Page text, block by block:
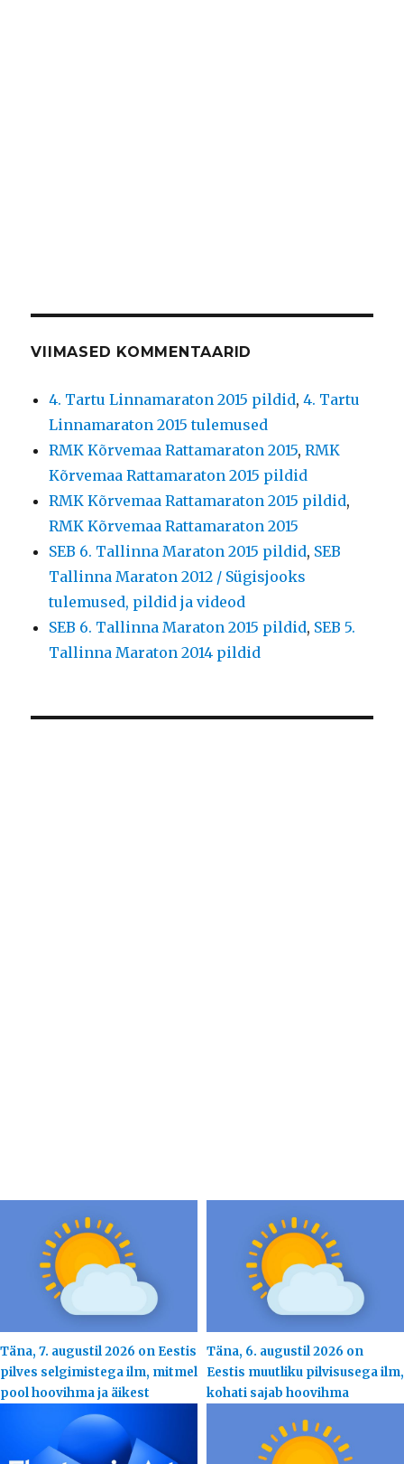
VIIMASED KOMMENTAARID
4. Tartu Linnamaraton 2015 pildid,4. Tartu
Linnamaraton 2015 tulemused
RMK Kõrvemaa Rattamaraton 2015,RMK
Kõrvemaa Rattamaraton 2015 pildid
RMK Kõrvemaa Rattamaraton 2015 pildid,
RMK Kõrvemaa Rattamaraton 2015
SEB 6. Tallinna Maraton 2015 pildid, SEB
Tallinna Maraton 2012 / Sügisjooks
tulemused, pildid ja videod
SEB 6. Tallinna Maraton 2015 pildid, SEB 5.
Tallinna Maraton 2014 pildid
Täna, 7. augustil 2026 on Eestis
pilves selgimistega ilm, mitmel
pool hoovihma ja äikest
Täna, 6. augustil 2026 on
Eestis muutliku pilvisusega ilm,
kohati sajab hoovihma